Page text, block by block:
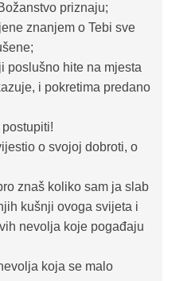
priznaju;
znanjem o Tebi sve
poslušno hite na mjesta
i pokretima predano
o svojoj dobroti, o
znaš koliko sam ja slab
kušnji ovoga svijeta i
nevolja koje pogađaju
koja se malo